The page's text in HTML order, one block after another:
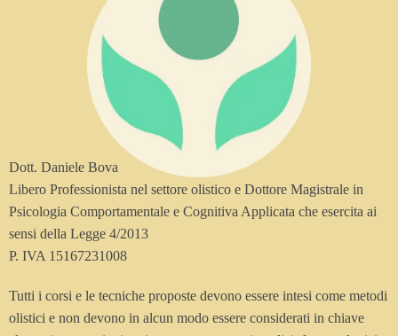
Dott. Daniele Bova
Libero Professionista nel settore olistico e Dottore Magistrale in
Psicologia Comportamentale e Cognitiva Applicata che esercita ai
sensi della Legge 4/2013
P. IVA 15167231008
Tutti i corsi e le tecniche proposte devono essere intesi come metodi
olistici e non devono in alcun modo essere considerati in chiave